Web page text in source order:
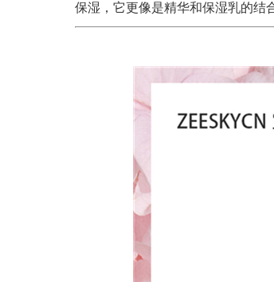
保湿，它更像是精华和保湿乳的结